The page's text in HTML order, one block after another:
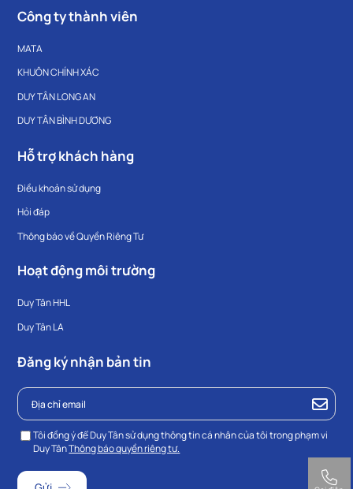
Công ty thành viên
MATA
KHUÔN CHÍNH XÁC
DUY TÂN LONG AN
DUY TÂN BÌNH DƯƠNG
Hỗ trợ khách hàng
Điều khoản sử dụng
Hỏi đáp
Thông báo về Quyền Riêng Tư
Hoạt động môi trường
Duy Tân HHL
Duy Tân LA
Đăng ký nhận bản tin
Tôi đồng ý để Duy Tân sử dụng thông tin cá nhân của tôi trong phạm vi
Duy TânThông báo quyền riêng tư.